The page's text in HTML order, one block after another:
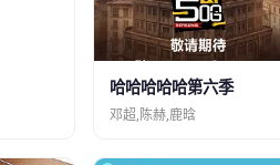
哈哈哈哈哈第六季
邓超,陈赫,鹿晗